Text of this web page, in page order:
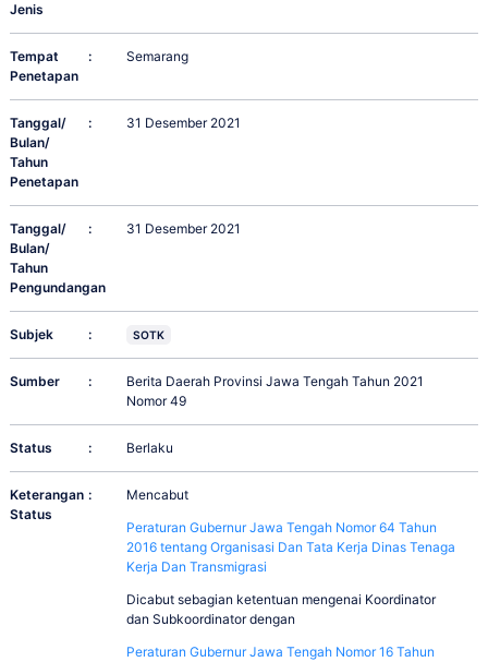
Jenis
Tempat
Penetapan
: Semarang
Tanggal/
Bulan/
Tahun
Penetapan
: 31 Desember 2021
Tanggal/
Bulan/
Tahun
Pengundangan
: 31 Desember 2021
Subjek : SOTK
Sumber :
Berita Daerah Provinsi Jawa Tengah Tahun 2021
Nomor 49
Status : Berlaku
Keterangan
Status
:
Mencabut
Peraturan Gubernur Jawa Tengah Nomor 64 Tahun
2016 tentang Organisasi Dan Tata Kerja Dinas Tenaga
Kerja Dan Transmigrasi
Dicabut sebagian ketentuan mengenai Koordinator
dan Subkoordinator dengan
Peraturan Gubernur Jawa Tengah Nomor 16 Tahun